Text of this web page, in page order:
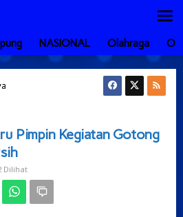
NASIONAL Olahraga
Kegiatan
Gotong
Jum’at
Bersih
Pimpin Kegiatan Gotong
Dilihat